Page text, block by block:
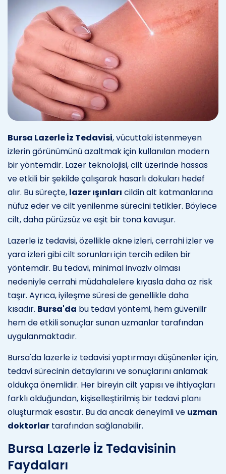
Bursa Lazerle İz Tedavisi, vücuttaki istenmeyen
izlerin görünümünü azaltmak için kullanılan modern
bir yöntemdir. Lazer teknolojisi, cilt üzerinde hassas
ve etkili bir şekilde çalışarak hasarlı dokuları hedef
alır. Bu süreçte, lazer ışınları cildin alt katmanlarına
nüfuz eder ve cilt yenilenme sürecini tetikler. Böylece
cilt, daha pürüzsüz ve eşit bir tona kavuşur.
Lazerle iz tedavisi, özellikle akne izleri, cerrahi izler ve
yara izleri gibi cilt sorunları için tercih edilen bir
yöntemdir. Bu tedavi, minimal invaziv olması
nedeniyle cerrahi müdahalelere kıyasla daha az risk
taşır. Ayrıca, iyileşme süresi de genellikle daha
kısadır. Bursa'da bu tedavi yöntemi, hem güvenilir
hem de etkili sonuçlar sunan uzmanlar tarafından
uygulanmaktadır.
Bursa'da lazerle iz tedavisi yaptırmayı düşünenler için,
tedavi sürecinin detaylarını ve sonuçlarını anlamak
oldukça önemlidir. Her bireyin cilt yapısı ve ihtiyaçları
farklı olduğundan, kişiselleştirilmiş bir tedavi planı
oluşturmak esastır. Bu da ancak deneyimli ve uzman
doktorlar tarafından sağlanabilir.
Bursa Lazerle İz Tedavisinin
Faydaları